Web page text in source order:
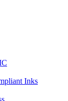
Inks